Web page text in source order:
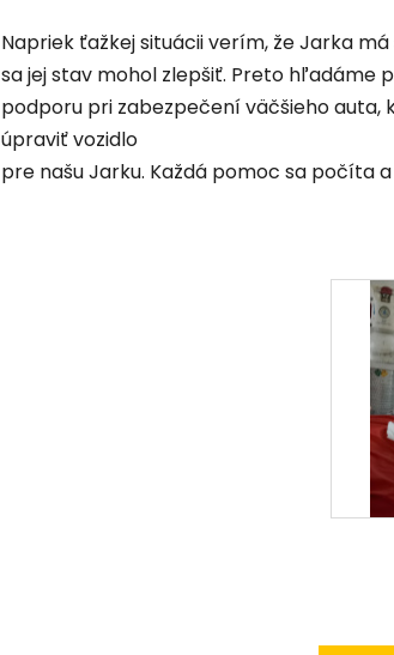
Napriek ťažkej situácii verím, že Jarka
sa jej stav mohol zlepšiť. Preto hľadáme
podporu pri zabezpečení väčšieho auta,
úpraviť vozidlo
pre našu Jarku. Každá pomoc sa počíta